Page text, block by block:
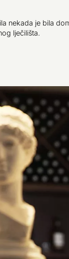
nekada je bila
lječilišta.